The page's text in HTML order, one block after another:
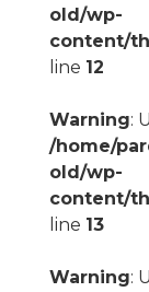
old/wp-
content/
line 12
Warning:
/home/
old/wp-
content/
line 13
Warning: